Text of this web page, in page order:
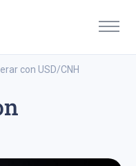
con USD/CNH